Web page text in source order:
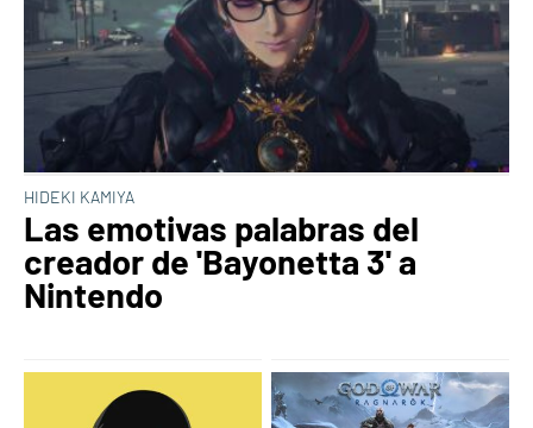
HIDEKI KAMIYA
Las emotivas palabras del
creador de 'Bayonetta 3' a
Nintendo